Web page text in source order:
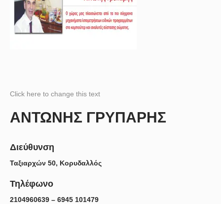
Click here to change this text
ΑΝΤΩΝΗΣ ΓΡΥΠΑΡΗΣ
Διεύθυνση
Ταξιαρχών 50, Κορυδαλλός
Τηλέφωνο
2104960639 – 6945 101479